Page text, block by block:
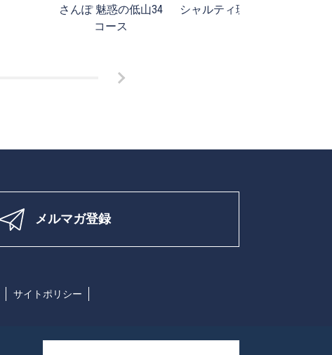
さんぽ 魅惑の低山34
コース
シャルティ珈琲時間
メルマガ登録
サイトポリシー